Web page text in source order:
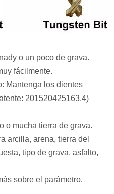
o un poco de grava.
fácilmente.
Mantenga los dientes
201520425163.4)
o mucha tierra de grava.
arcilla, arena, tierra del
tipo de grava, asfalto,
sobre el parámetro.